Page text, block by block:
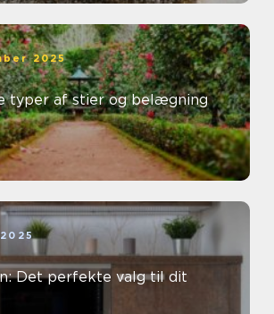
2025
typer af stier og belægning
Det perfekte valg til dit